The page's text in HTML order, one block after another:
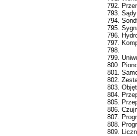
792.
793.
794.
795.
796.
797.
798.
799.
800.
801.
802.
803.
804.
805.
806.
807.
808.
809.